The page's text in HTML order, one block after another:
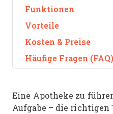
Funktionen
Vorteile
Kosten & Preise
Häufige Fragen (FAQ)
Eine Apotheke zu
Aufgabe – die richtigen